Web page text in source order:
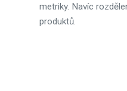
metriky. Navíc
produktů.